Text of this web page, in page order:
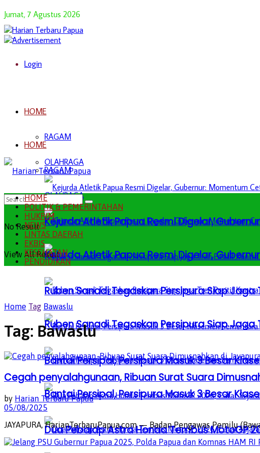
Jumat, 7 Agustus 2026
Login
HOME
RAGAM
OLAHRAGA
Kejurda Atletik Papua Resmi Digelar,
Ruben Sanadi Tegaskan Persipura Siap
Bantai Persipal, Persipura Masuk 3 Besar
Dua Pebalap Astra Honda Tembus MotoGP
HOME
RAGAM
OLAHRAGA
Kejurda Atletik Papua Resmi Digelar,
Ruben Sanadi Tegaskan Persipura Siap
Bantai Persipal, Persipura Masuk 3 Besar
No Result
View All Result
HOME
POLITIK & PEMERINTAHAN
HUKRIM
NEWS
LINTAS DAERAH
EKBIS
KESEHATAN
PENDIDIKAN
Home Tag Bawaslu
Tag: Bawaslu
Cegah penyalahgunaan, Ribuan Surat Suara
by Harian Terbaru Papua
05/08/2025
JAYAPURA, HarianTerbaruPapua.com — Badan Pengawas Pemilu